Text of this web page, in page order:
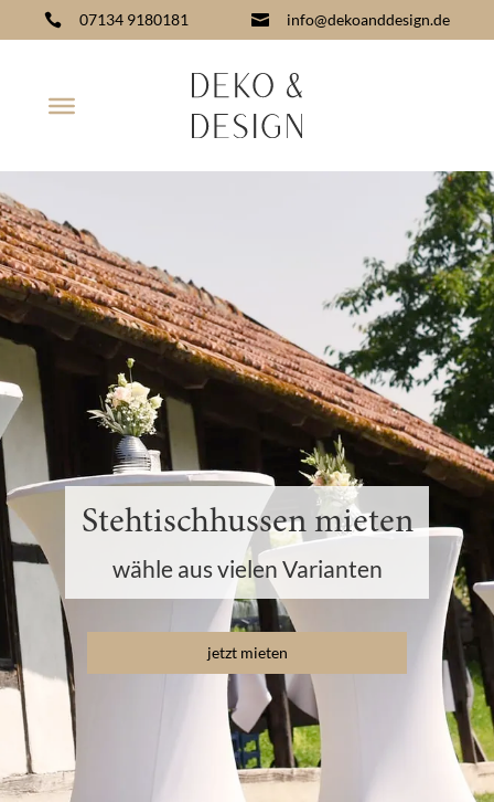
 07134 9180181  info@dekoanddesign.de
Stehtischhussen mieten
wähle aus vielen Varianten
jetzt mieten